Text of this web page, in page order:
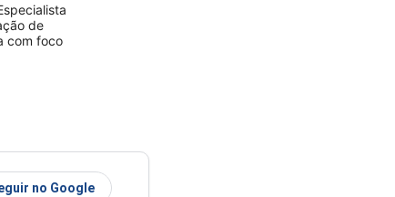
de
com foco
no Google